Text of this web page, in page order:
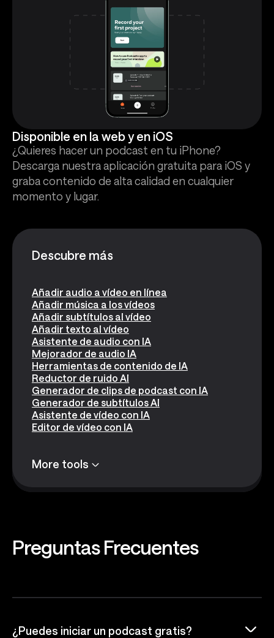
Disponible en la web y en iOS
¿Quieres hacer un podcast en tu iPhone?
Descarga nuestra aplicación gratuita para iOS y
graba contenido de alta calidad en cualquier
momento y lugar.
Descubre más
Añadir audio a vídeo en línea
Añadir música a los vídeos
Añadir subtítulos al vídeo
Añadir texto al vídeo
Asistente de audio con IA
Mejorador de audio IA
Herramientas de contenido de IA
Reductor de ruido AI
Generador de clips de podcast con IA
Generador de subtítulos AI
Asistente de vídeo con IA
Editor de vídeo con IA
More tools
PreguntasFrecuentes
¿Puedes iniciar un podcast gratis?